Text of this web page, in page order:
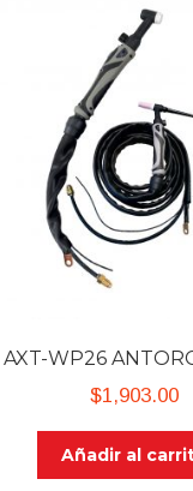
AXT-WP26
$1,903.00
Añadir al